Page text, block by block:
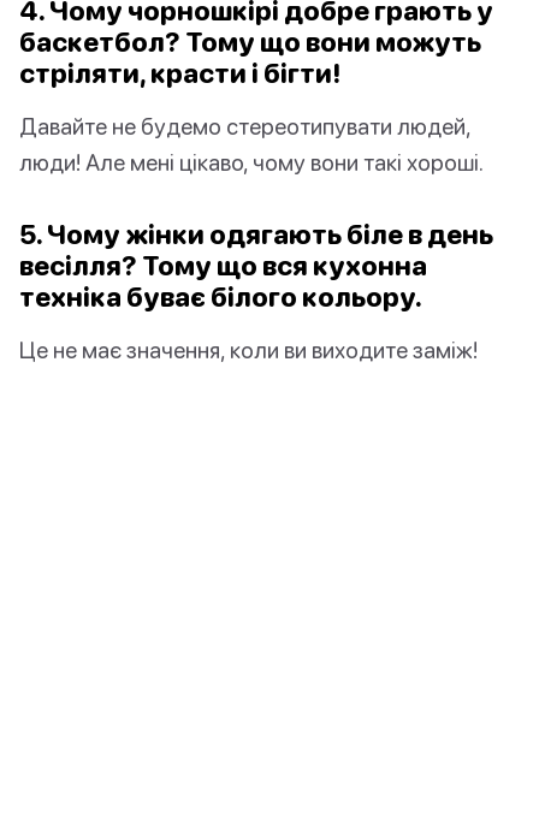
4. Чому чорношкірі добре грають у
баскетбол? Тому що вони можуть
стріляти, красти і бігти!
Давайте не будемо стереотипувати людей,
люди! Але мені цікаво, чому вони такі хороші.
5. Чому жінки одягають біле в день
весілля? Тому що вся кухонна
техніка буває білого кольору.
Це не має значення, коли ви виходите заміж!